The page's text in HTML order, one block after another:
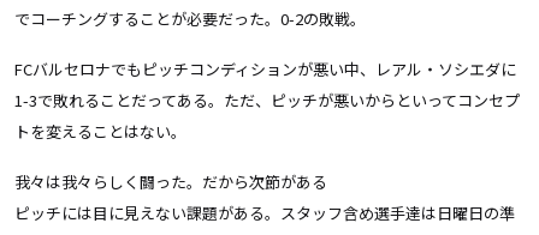
でコーチングすることが必要だった。0-2の敗戦。
FCバルセロナでもピッチコンディションが悪い中、レアル・ソシエダに
1-3で敗れることだってある。ただ、ピッチが悪いからといってコンセプ
トを変えることはない。
我々は我々らしく闘った。だから次節がある
ピッチには目に見えない課題がある。スタッフ含め選手達は日曜日の準